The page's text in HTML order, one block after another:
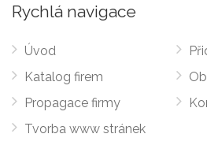
Rychlá navigace
Úvod
Katalog firem
Propagace firmy
Tvorba www stránek